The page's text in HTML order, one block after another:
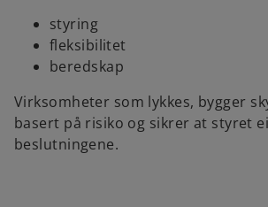
styring
fleksibilitet
beredskap
Virksomheter som lykkes, bygger
basert på risiko og sikrer at styret
beslutningene.